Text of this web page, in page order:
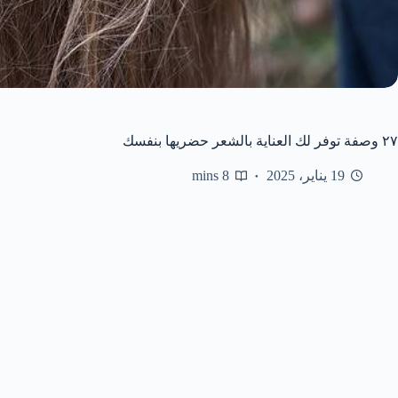
٢٧ وصفة توفر لك العناية بالشعر حضريها بنفسك
19 يناير، 2025 8 mins